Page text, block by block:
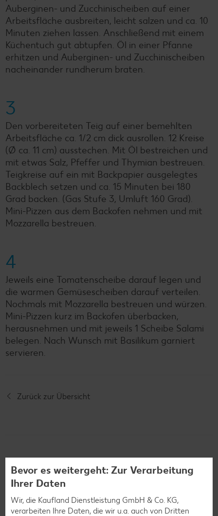
Auberginen- und Zucchinischeiben auf einer
Arbeitsfläche ausbreiten, leicht salzen und ca. 10
Minuten ziehen lassen. Anschließend mit einem
Küchentuch gut abtupfen. Öl in einer Pfanne
erhitzen und Auberginen- und Zucchinischeiben
nacheinander rundherum braten.
3
Den vorbereiteten Teig auf einer bemehlten
Arbeitsfläche ca. 1/2 cm dick ausrollen. 12 Kreise
(Ø ca. 11 cm) ausstechen. Mit Öl bestreichen und
mit etwas Salz, Pfeffer und Thymian bestreuen.
Teigkreise auf ein mit Backpapier ausgelegtes
Backblech setzen und ca. 15 Minuten bei 180
Grad backen. (Gas Stufe 3, Umluft 160 Grad).
Mini-Pizzen aus dem Backofen nehmen und mit
Mozzarella bestreuen.
4
Jeweils eine Tomatenscheibe darauf legen und
die warmen Gemüsescheiben darauf verteilen.
Nochmals mit Mozzarella bestreuen und würzen.
Mini-Pizzen kurz im Backofen überbacken,
herausnehmen und mit jeweils 1 Scheibe Salami
belegen. Nach Wunsch mit Basilikum garniert
servieren.
Zurück zur Übersicht
Weitere interessante
Rezeptkategorien
Bevor es weitergeht: Zur Verarbeitung
Ihrer Daten
Wir, die Kaufland Dienstleistung GmbH & Co. KG,
verarbeiten Ihre Daten, die wir u.a. auch von Dritten